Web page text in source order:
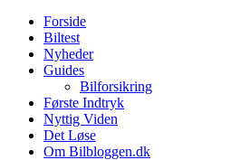
Forside
Biltest
Nyheder
Guides
Bilforsikring
Første Indtryk
Nyttig Viden
Det Løse
Om Bilbloggen.dk